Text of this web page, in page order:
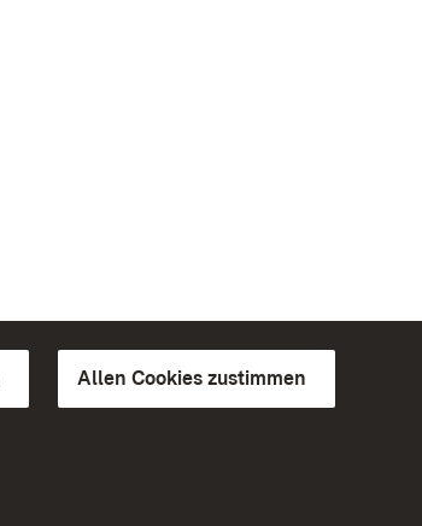
Allen Cookies zustimmen